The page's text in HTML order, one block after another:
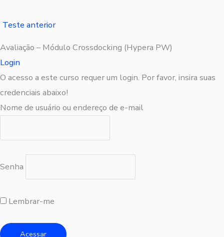
Teste anterior
Avaliação – Módulo Crossdocking (Hypera PW)
Login
O acesso a este curso requer um login. Por favor, insira suas
credenciais abaixo!
Nome de usuário ou endereço de e-mail
Senha
Lembrar-me